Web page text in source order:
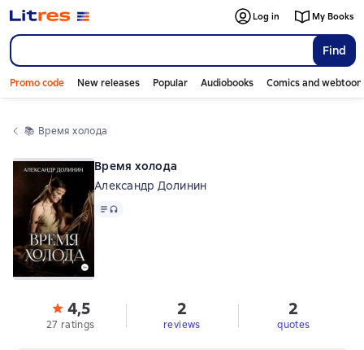
Find
Log in My Books
Promo code New releases Popular Audiobooks Comics and
📚 Время холода
Время холода
Александр Долинин
Text, audio format available
4,5
27 ratings
2
reviews
2
quotes